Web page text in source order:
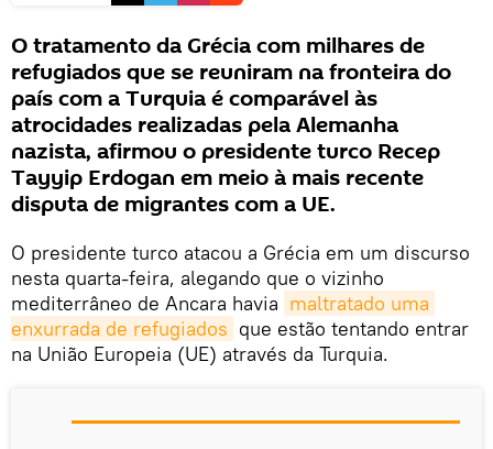
O tratamento da Grécia com milhares de
refugiados que se reuniram na fronteira do
país com a Turquia é comparável às
atrocidades realizadas pela Alemanha
nazista, afirmou o presidente turco Recep
Tayyip Erdogan em meio à mais recente
disputa de migrantes com a UE.
O presidente turco atacou a Grécia em um discurso
nesta quarta-feira, alegando que o vizinho
mediterrâneo de Ancara havia maltratado uma
enxurrada de refugiados que estão tentando entrar
na União Europeia (UE) através da Turquia.